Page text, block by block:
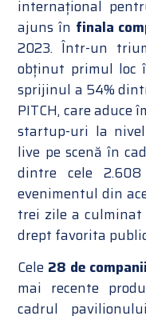
internațional
ajuns în finala
2023. Într-un
obținut primul loc
sprijinul a 54%
PITCH, care aduce
startup-uri la
live pe scenă în
dintre cele
evenimentul din
trei zile a culminat
drept favorita
Cele 28 de
mai recente
cadrul